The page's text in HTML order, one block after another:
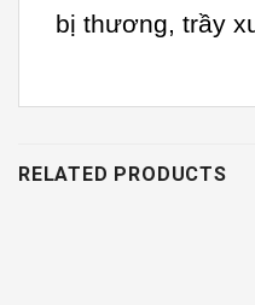
bị thương, trầy
RELATED PRODUCTS